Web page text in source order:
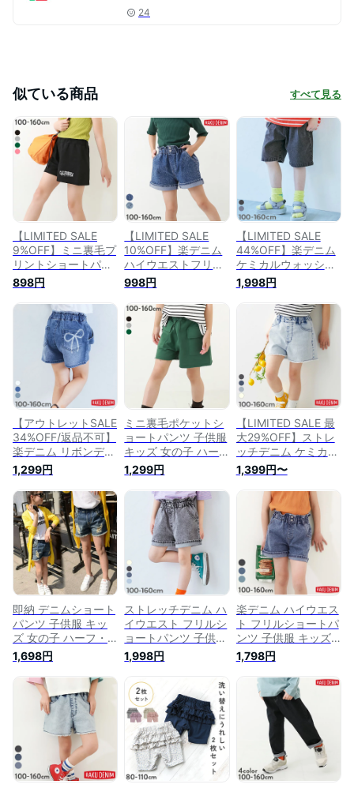
24
似ている商品 すべて見る
【LIMITED SALE
9%OFF】ミニ裏毛プ
リントショートパン
ツ 子供服 キッズ 女
の子 ハーフ・ショー
トパンツ ズボン パ
ンツ ボトムス 23SS
夏のガールズ特集
23SS夏のガールズ特
集vol.2
898円
【LIMITED SALE
10%OFF】楽デニム
ハイウエストフリル
ショートパンツ 子供
服 キッズ 女の子 ハ
ーフ・ショートパン
ツ ズボン パンツ ボ
トムス 楽デニム
23SS 23SS夏のガー
ルズ特集
998円
【LIMITED SALE
44%OFF】楽デニム
ケミカルウォッシュ
ハーフパンツ 子供服
キッズ 男の子 女の
子 ボトムス ハーフ
パンツ ショートパン
ツ 24SS_ハーフパン
ツ特集_ユニセックス
24SS_サマーガール
ズ特集_ボトムス
1,998円
【アウトレットSALE
34%OFF/返品不可】
楽デニム リボンデザ
インショートパンツ
子供服 キッズ 女の
子 ハーフパンツ シ
ョートパンツ ボトム
ス 25ss_ガールズト
レンド
1,299円
ミニ裏毛ポケットシ
ョートパンツ 子供服
キッズ 女の子 ハー
フ・ショートパンツ
ズボン パンツ ボト
ムス 23SS夏のガー
ルズ特集
1,299円
【LIMITED SALE 最
大29%OFF】ストレ
ッチデニム ケミカル
ウォッシュ 裾フリン
ジ ショートパンツ
子供服 キッズ 女の
子 デニムパンツ ハ
ーフパンツ ショート
パンツ ボトムス
25ss_ガールズトレ
ンド
26summer_girls
1,399円〜
即納 デニムショート
パンツ 子供服 キッ
ズ 女の子 ハーフ・
ショートパンツ ズボ
ン 子ども パンツ ボ
トムス 楽デニム
1,698円
ストレッチデニム ハ
イウエスト フリルシ
ョートパンツ 子供服
キッズ 女の子 デニ
ムパンツ ハーフパン
ツ ショートパンツ
ボトムス 25ss_ガー
ルズトレンド
26summer_girls
1,998円
楽デニム ハイウエス
ト フリルショートパ
ンツ 子供服 キッズ
女の子 ボトムス ハ
ーフパンツ ショート
パンツ デニムパンツ
1,798円